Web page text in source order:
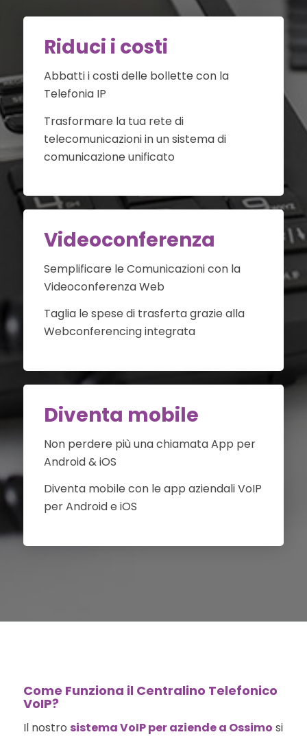
Riduci i costi
Abbatti i costi delle bollette con la
Telefonia IP
Trasformare la tua rete di
telecomunicazioni in un sistema di
comunicazione unificato
Videoconferenza
Semplificare le Comunicazioni con la
Videoconferenza Web
Taglia le spese di trasferta grazie alla
Webconferencing integrata
Diventa mobile
Non perdere più una chiamata App per
Android & iOS
Diventa mobile con le app aziendali VoIP
per Android e iOS
Come Funziona il Centralino Telefonico
VoIP?
Il nostro sistema VoIP per aziende a Ossimo si